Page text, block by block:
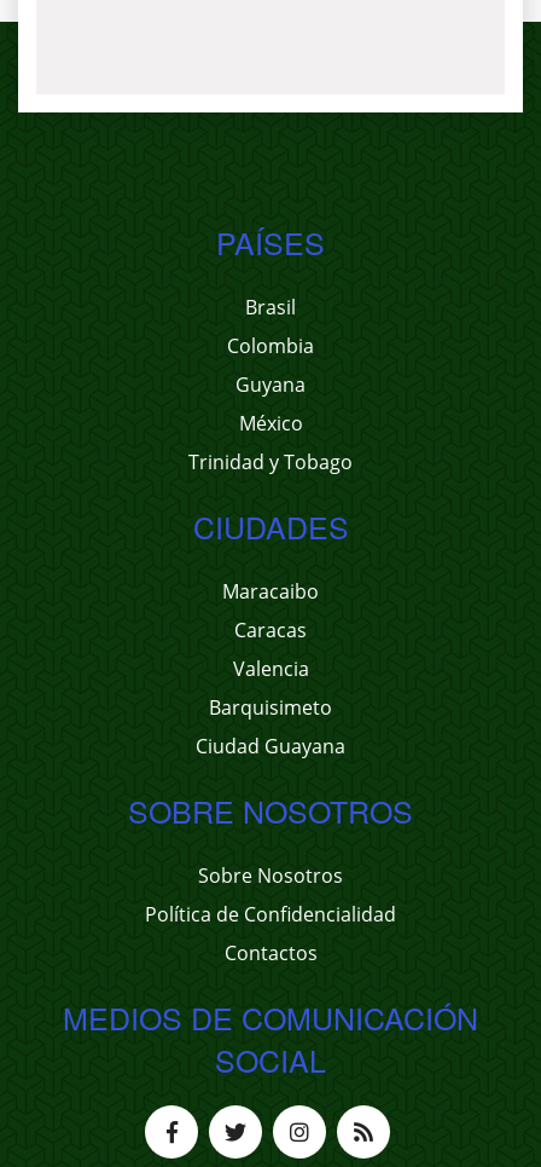
PAÍSES
Brasil
Colombia
Guyana
México
Trinidad y Tobago
CIUDADES
Maracaibo
Caracas
Valencia
Barquisimeto
Ciudad Guayana
SOBRE NOSOTROS
Sobre Nosotros
Política de Confidencialidad
Contactos
MEDIOS DE COMUNICACIÓN
SOCIAL